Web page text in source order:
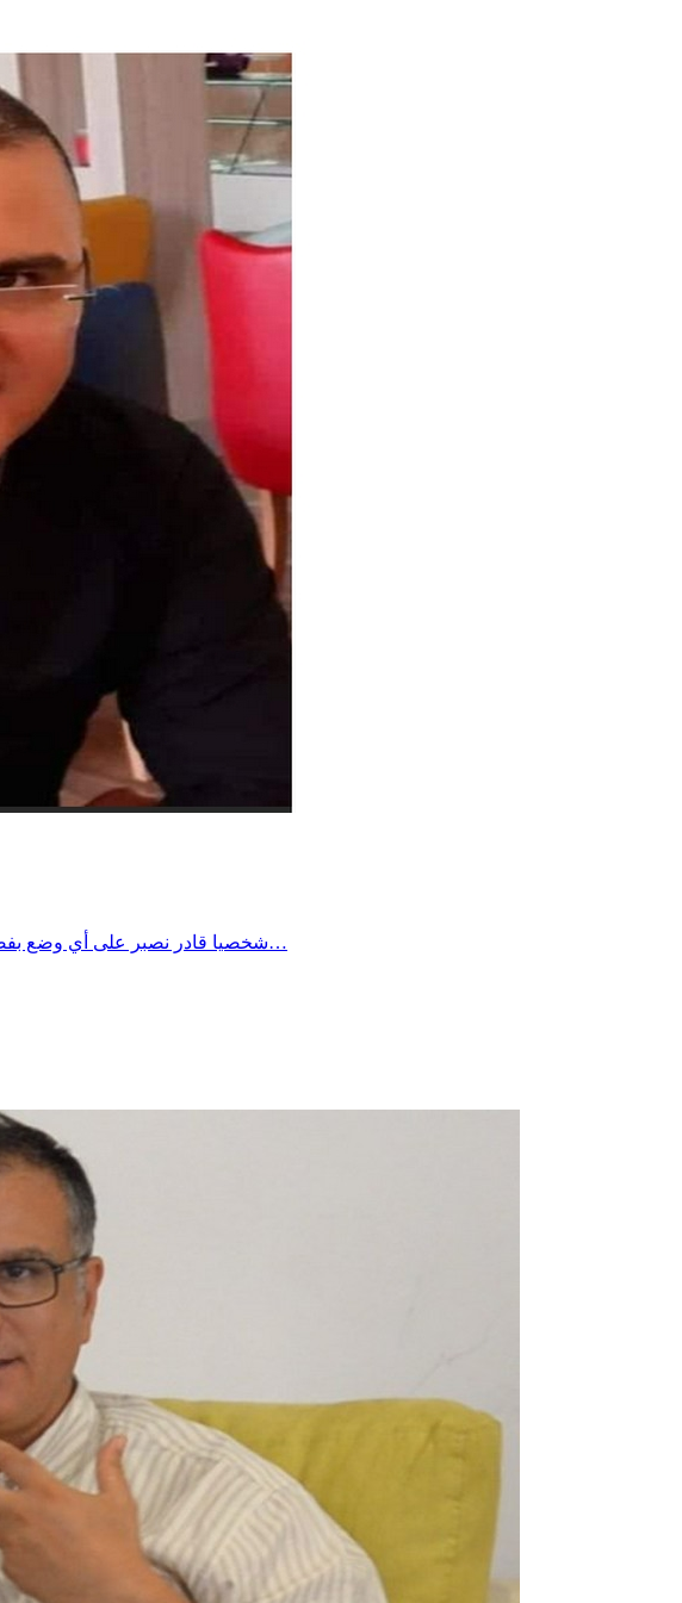
شخصيا قادر نصبر على أي وضع بفضل الله وحده وطاقة الصبر الي اكتسبها الواحد في حياته لكن هناك الكثير من المرضى وكبار السن والأطفال لا طاقة لهم…